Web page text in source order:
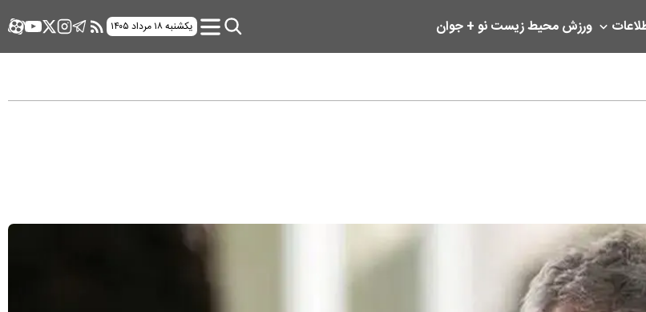
ورزشمحیط زیستنو + جوان یکشنبه ۱۸ مرداد ۱۴۰۵